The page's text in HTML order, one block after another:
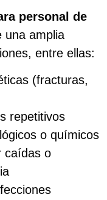
personal de
una amplia
entre ellas:
(fracturas,
repetitivos
o químicos
caídas o